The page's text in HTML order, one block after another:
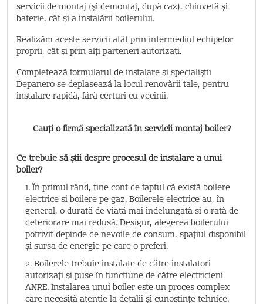
servicii de montaj (și demontaj, după caz), chiuvetă și
baterie, cât și a instalării boilerului.
Realizăm aceste servicii atât prin intermediul echipelor
proprii, cât și prin alți parteneri autorizați.
Completează formularul de instalare și specialiștii
Depanero se deplasează la locul renovării tale, pentru
instalare rapidă, fără certuri cu vecinii.
Cauți o firmă specializată în servicii montaj boiler?
Ce trebuie să știi despre procesul de instalare a unui
boiler?
1. În primul rând, ține cont de faptul că există boilere
electrice și boilere pe gaz. Boilerele electrice au, în
general, o durată de viață mai îndelungată si o rată de
deteriorare mai redusă. Desigur, alegerea boilerului
potrivit depinde de nevoile de consum, spațiul disponibil
și sursa de energie pe care o preferi.
2. Boilerele trebuie instalate de către instalatori
autorizați și puse în funcțiune de către electricieni
ANRE. Instalarea unui boiler este un proces complex
care necesită atenție la detalii și cunoștințe tehnice.